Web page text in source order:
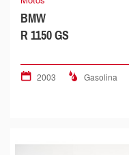
BMW
R 1150 GS
2003 Gasolina